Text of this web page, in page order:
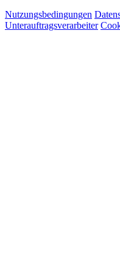
Nutzungsbedingungen
Unterauftragsverarbeiter